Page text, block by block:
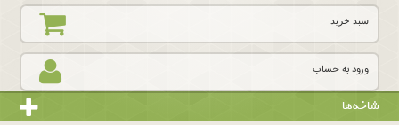
ورود به حساب
سبد خرید
شاخه‌ها